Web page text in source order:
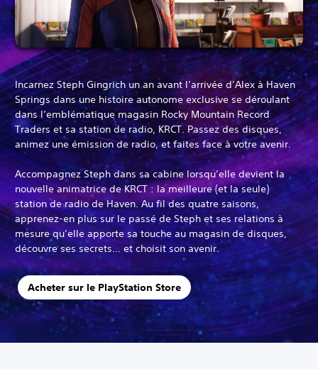
Incarnez Steph Gingrich un an avant l’arrivée d’Alex à Haven
Springs dans une histoire autonome exclusive se déroulant
dans l’emblématique magasin Rocky Mountain Record
Traders et sa station de radio, KRCT. Passez des disques,
animez une émission de radio, et faites face à votre avenir.
Accompagnez Steph dans sa cabine lorsqu’elle devient la
nouvelle animatrice de KRCT : la meilleure (et la seule)
station de radio de Haven. Au fil des quatre saisons,
apprenez-en plus sur le passé de Steph et ses relations à
mesure qu’elle apporte sa touche au magasin de disques,
découvre ses secrets... et choisit son avenir.
Acheter sur le PlayStation Store